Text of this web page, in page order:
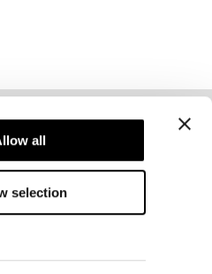
all
selection
à notre newsletter! Recevez des
nos dernières nouvelles et